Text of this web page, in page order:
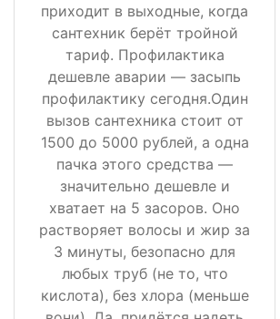
приходит в выходные, когда
сантехник берёт тройной
тариф. Профилактика
дешевле аварии — засыпь
профилактику сегодня.Один
вызов сантехника стоит от
1500 до 5000 рублей, а одна
пачка этого средства —
значительно дешевле и
хватает на 5 засоров. Оно
растворяет волосы и жир за
3 минуты, безопасно для
любых труб (не то, что
кислота), без хлора (меньше